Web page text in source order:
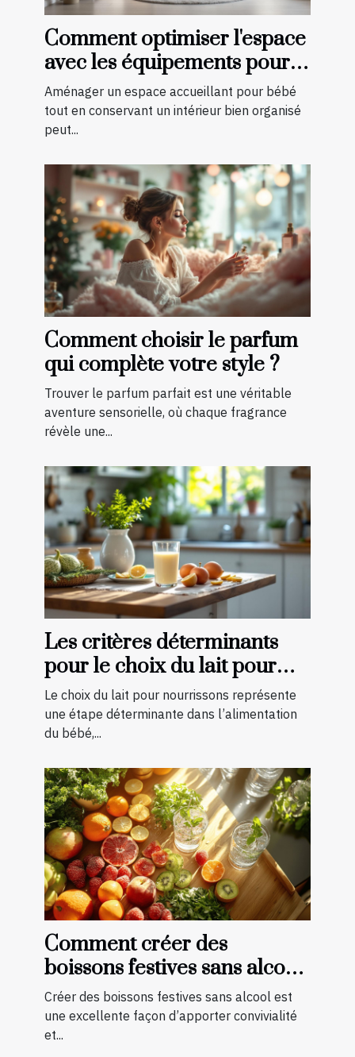
Comment optimiser l'espace
avec les équipements pour
bébé?
Aménager un espace accueillant pour bébé
tout en conservant un intérieur bien organisé
peut...
Comment choisir le parfum
qui complète votre style ?
Trouver le parfum parfait est une véritable
aventure sensorielle, où chaque fragrance
révèle une...
Les critères déterminants
pour le choix du lait pour
nourrissons
Le choix du lait pour nourrissons représente
une étape déterminante dans l’alimentation
du bébé,...
Comment créer des
boissons festives sans alcool
pour toutes les saisons
Créer des boissons festives sans alcool est
une excellente façon d’apporter convivialité
et...